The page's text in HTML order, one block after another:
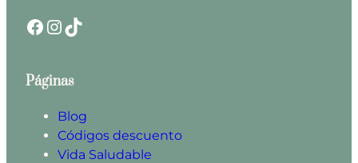
Facebook InstagramTikTok
Páginas
Blog
Códigos descuento
Vida Saludable